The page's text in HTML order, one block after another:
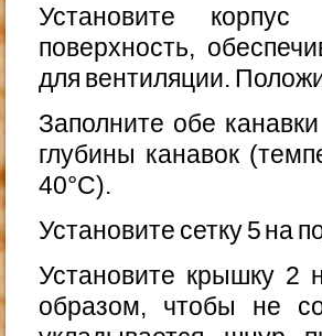
Установите
поверхность,
для вентиляции.
Заполните обе
глубины кана­вок
40°С).
Установите сетку 5 на
Установите крышку 2
образом, чтобы не